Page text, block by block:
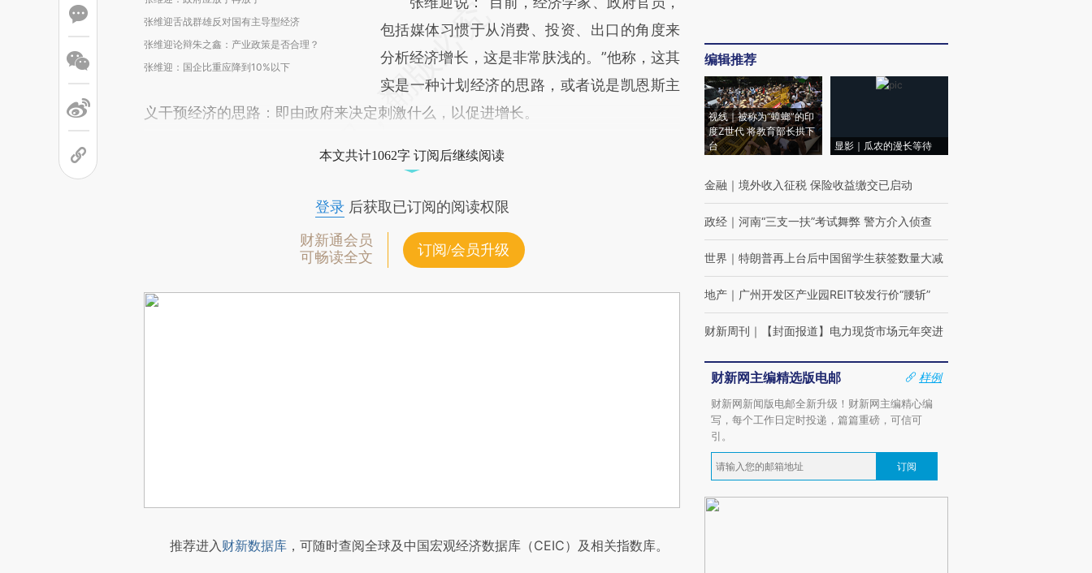
张维迎舌战群雄反对国有主导型经济
张维迎论辩朱之鑫：产业政策是否合理？
张维迎：国企比重应降到10%以下
包括媒体习惯于从消费、投资、出口的角度来
分析经济增长，这是非常肤浅的。”他称，这其
实是一种计划经济的思路，或者说是凯恩斯主
义干预经济的思路：即由政府来决定刺激什么，以促进增长。
本文共计1062字 订阅后继续阅读
登录后获取已订阅的阅读权限
财新通会员
可畅读全文
订阅/会员升级
推荐进入财新数据库 ，可随时查阅全球及中国宏观经济数据库（CEIC）及相关指数库。
编辑推荐
视线｜被称为“蟑螂”的印
度Z世代 将教育部长拱下
台
显影｜瓜农的漫长等待
金融 ｜ 境外收入征税 保险收益缴交已启动
政经 ｜ 河南“三支一扶”考试舞弊 警方介入侦查
世界 ｜ 特朗普再上台后中国留学生获签数量大减
地产 ｜ 广州开发区产业园REIT较发行价“腰斩”
财新周刊 ｜ 【封面报道】电力现货市场元年突进
财新网主编精选版电邮
样例
财新网新闻版电邮全新升级！财新网主编精心编
写，每个工作日定时投递，篇篇重磅，可信可
引。
订阅